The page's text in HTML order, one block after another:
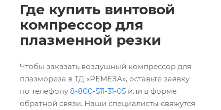
Где купить винтовой
компрессор для
плазменной резки
Чтобы заказать воздушный компрессор для
плазмореза в ТД «РЕМЕЗА», оставьте заявку
по телефону 8-800-511-31-05 или в форме
обратной связи. Наши специалисты свяжутся